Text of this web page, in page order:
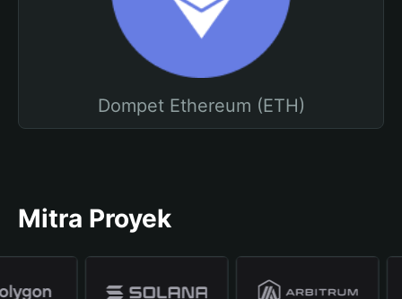
Dompet Ethereum (ETH)
Mitra Proyek